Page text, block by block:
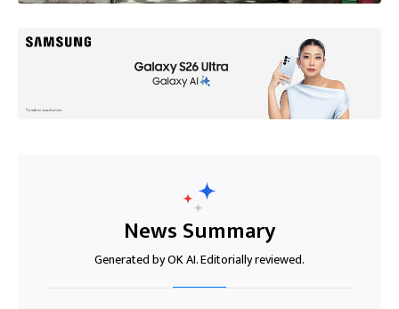
News Summary
Generated by OK AI. Editorially reviewed.